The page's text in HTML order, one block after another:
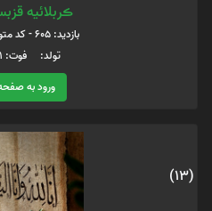
ڪربلائیه
بازدید: 605 - کد متوفی: 6106031
تولد: فوت: 1400/2/1
ورود به
(13)